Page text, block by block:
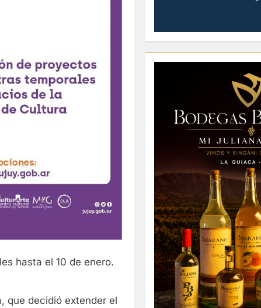
hasta el 10 de enero.
que decidió extender el